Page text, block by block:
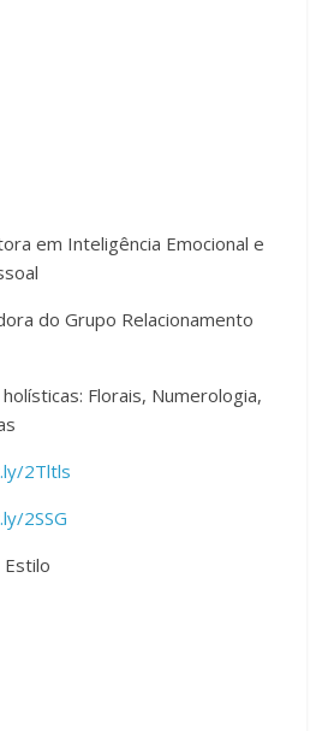
em Inteligência Emocional e
do Grupo Relacionamento
Florais, Numerologia,
2Tltls
2SSG
Estilo